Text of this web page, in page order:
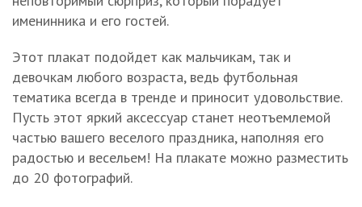
именинника и его гостей.
Этот плакат подойдет как мальчикам, так и
девочкам любого возраста, ведь футбольная
тематика всегда в тренде и приносит удовольствие.
Пусть этот яркий аксессуар станет неотъемлемой
частью вашего веселого праздника, наполняя его
радостью и весельем! На плакате можно разместить
до 20 фотографий.